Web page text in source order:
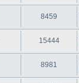
8459
15444
8981